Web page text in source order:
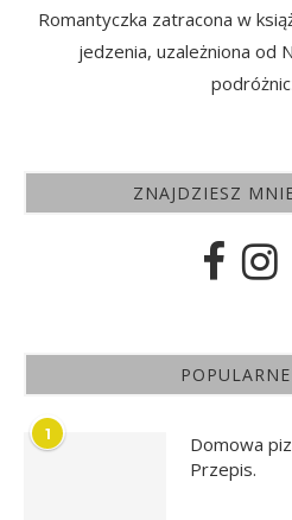
Romantyczka zatracona w
jedzenia, uzależniona od
ZNAJDZIESZ
1
Domowa
Przepis.